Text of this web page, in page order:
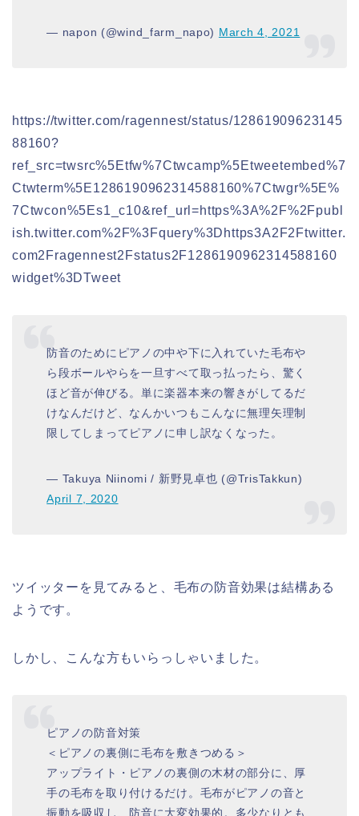
— napon (@wind_farm_napo) March 4, 2021
https://twitter.com/ragennest/status/12861909623145
88160?
ref_src=twsrc%5Etfw%7Ctwcamp%5Etweetembed%7
Ctwterm%5E1286190962314588160%7Ctwgr%5E%
7Ctwcon%5Es1_c10&ref_url=https%3A%2F%2Fpubl
ish.twitter.com%2F%3Fquery%3Dhttps3A2F2Ftwitter.
com2Fragennest2Fstatus2F1286190962314588160
widget%3DTweet
防音のためにピアノの中や下に入れていた毛布や
ら段ボールやらを一旦すべて取っ払ったら、驚く
ほど音が伸びる。単に楽器本来の響きがしてるだ
けなんだけど、なんかいつもこんなに無理矢理制
限してしまってピアノに申し訳なくなった。
— Takuya Niinomi / 新野見卓也 (@TrisTakkun)
April 7, 2020
ツイッターを見てみると、毛布の防音効果は結構ある
ようです。
しかし、こんな方もいらっしゃいました。
ピアノの防音対策
＜ピアノの裏側に毛布を敷きつめる＞
アップライト・ピアノの裏側の木材の部分に、厚
手の毛布を取り付けるだけ。毛布がピアノの音と
振動を吸収し、防音に大変効果的。多少なりとも